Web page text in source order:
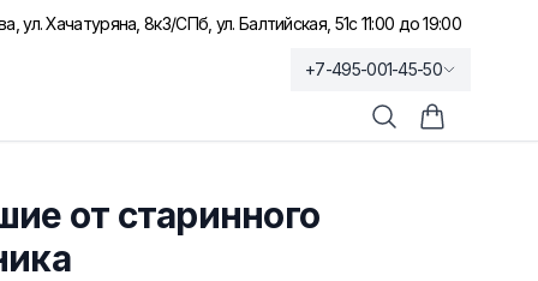
ул. Хачатуряна, 8к3/СПб, ул. Балтийская, 51с 11:00 до 19:00
+7-495-001-45-50
ПоискКорзина
от старинного